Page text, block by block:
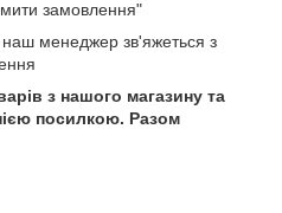
замовлення"
наш менеджер зв'яжеться з
з нашого магазину та
посилкою. Разом